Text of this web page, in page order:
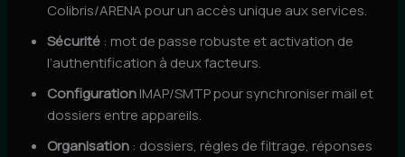
Colibris/ARENA pour un accès unique aux services.
Sécurité : mot de passe robuste et activation de
l’authentification à deux facteurs.
ConfigurationIMAP/SMTP pour synchroniser mail et
dossiers entre appareils.
Organisation : dossiers, règles de filtrage, réponses